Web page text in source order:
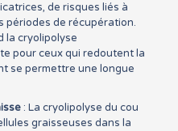
de risques liés à
périodes de récupération.
la cryolipolyse
pour ceux qui redoutent la
se permettre une longue
: La cryolipolyse du cou
graisseuses dans la